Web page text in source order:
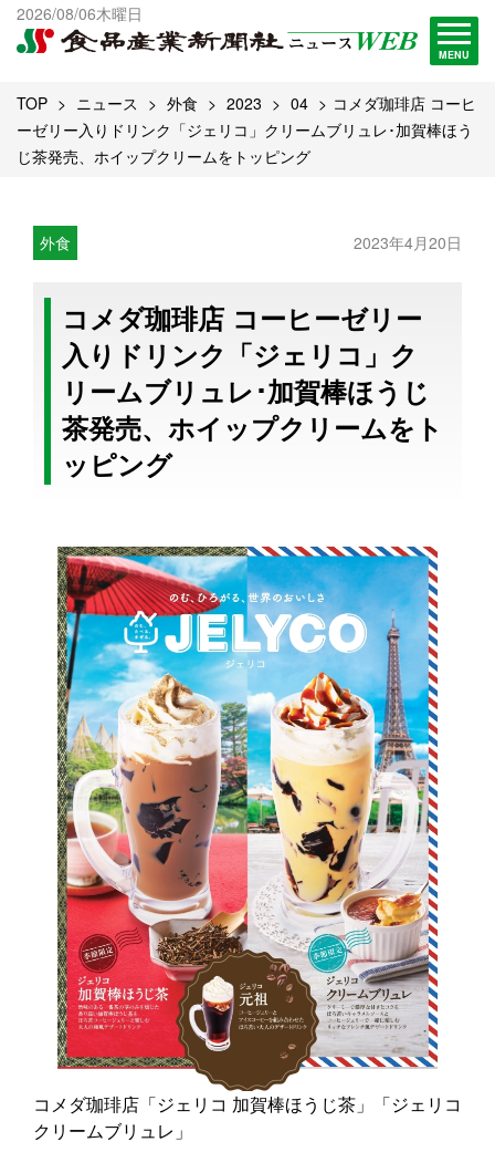
2026/08/06木曜日
MENU
出版物一覧へ
試読・購読申し込み
TOP ニュース 外食 2023 04
コメダ珈琲店 コーヒ
ーゼリー入りドリンク「ジェリコ」クリームブリュレ･加賀棒ほう
じ茶発売、ホイップクリームをトッピング
外食 2023年4月20日
コメダ珈琲店 コーヒーゼリー
入りドリンク「ジェリコ」ク
リームブリュレ･加賀棒ほうじ
茶発売、ホイップクリームをト
ッピング
コメダ珈琲店「ジェリコ 加賀棒ほうじ茶」「ジェリコ
クリームブリュレ」